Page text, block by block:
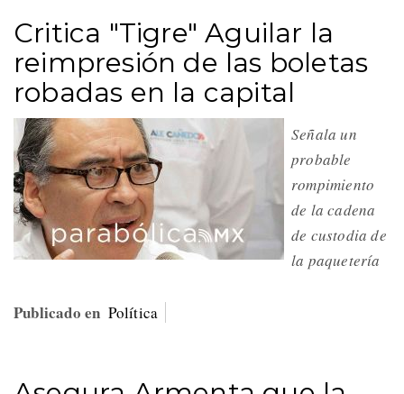
Critica "Tigre" Aguilar la
reimpresión de las boletas
robadas en la capital
Señala un
probable
rompimiento
de la cadena
de custodia de
la paquetería
Publicado en Política